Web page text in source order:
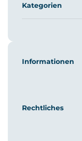
Kategorien
Informationen
Rechtliches